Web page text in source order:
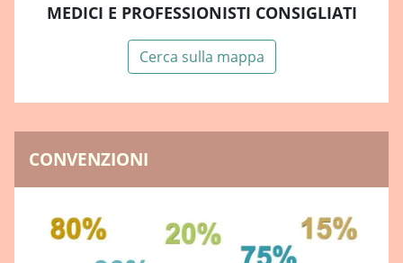
MEDICI E PROFESSIONISTI CONSIGLIATI
Cerca sulla mappa
CONVENZIONI